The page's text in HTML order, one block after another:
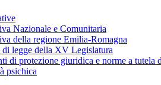
Nazionale e Comunitaria
della regione Emilia-Romagna
di legge della XV Legislatura
di protezione giuridica e norme a tutela
psichica